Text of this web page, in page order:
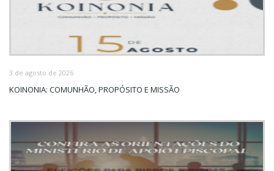
3 de agosto de 2026
KOINONIA: COMUNHÃO, PROPÓSITO E MISSÃO